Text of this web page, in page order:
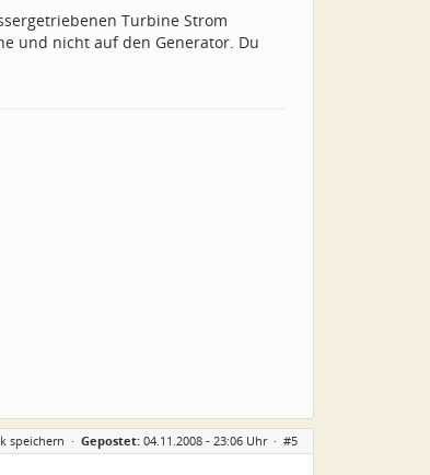
Turbine Strom
und nicht auf den Generator. Du
speichern · Gepostet: 04.11.2008 - 23:06 Uhr · #5